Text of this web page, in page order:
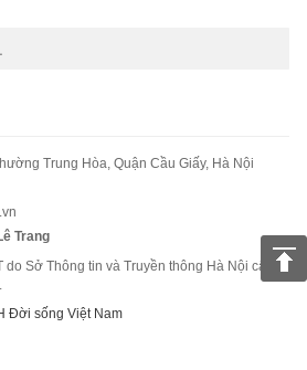
Trung Hòa, Quận Cầu Giấy, Hà Nội
Trang
Sở Thông tin và Truyền thông Hà Nội cấp
Đời sống Việt Nam